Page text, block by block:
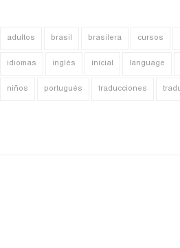
adultos brasil brasilera cursos
idiomas inglés inicial language
niños portugués traducciones